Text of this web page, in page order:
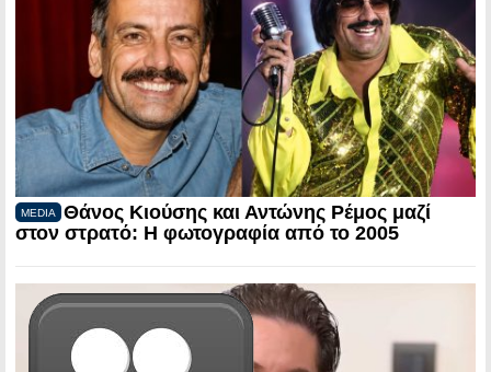
MEDIA
Θάνος Κιούσης και Αντώνης Ρέμος μαζί
στον στρατό: Η φωτογραφία από το 2005